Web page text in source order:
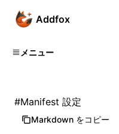
Addfox
メニュー
#Manifest 設定
Markdown をコピー